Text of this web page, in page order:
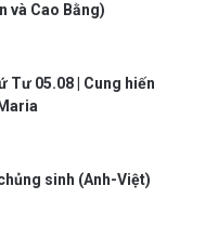
và Cao Bằng)
Tư 05.08 | Cung hiến
sinh (Anh-Việt)